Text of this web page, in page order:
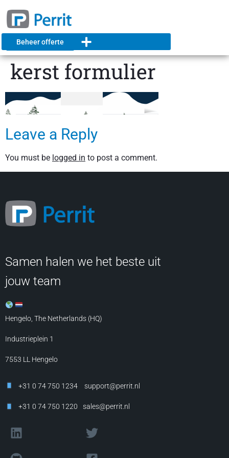
Beheer offerte
kerst formulier
Leave a Reply
You must be logged in to post a comment.
Samen halen we het beste uit
jouw team
Hengelo, The Netherlands (HQ)
Industrieplein 1
7553 LL Hengelo
+31 0 74 750 1234 support@perrit.nl
+31 0 74 750 1220 sales@perrit.nl